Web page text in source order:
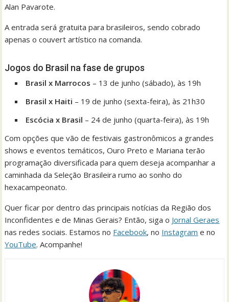
Alan Pavarote.
A entrada será gratuita para brasileiros, sendo cobrado
apenas o couvert artístico na comanda.
Jogos do Brasil na fase de grupos
Brasil x Marrocos – 13 de junho (sábado), às 19h
Brasil x Haiti – 19 de junho (sexta-feira), às 21h30
Escócia x Brasil – 24 de junho (quarta-feira), às 19h
Com opções que vão de festivais gastronômicos a grandes
shows e eventos temáticos, Ouro Preto e Mariana terão
programação diversificada para quem deseja acompanhar a
caminhada da Seleção Brasileira rumo ao sonho do
hexacampeonato.
Quer ficar por dentro das principais notícias da Região dos
Inconfidentes e de Minas Gerais? Então, siga o Jornal Geraes
nas redes sociais. Estamos no Facebook, no Instagram e no
YouTube. Acompanhe!